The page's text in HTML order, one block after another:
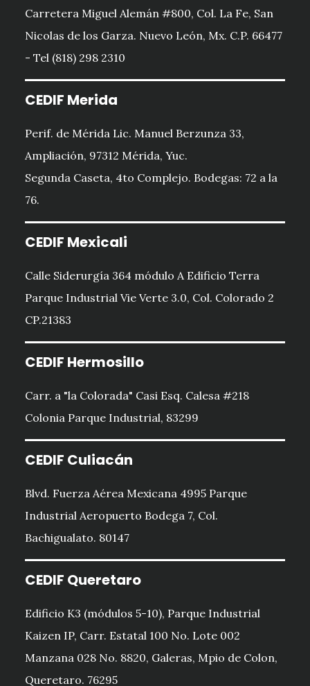
Carretera Miguel Alemán #800, Col. La Fe, San
Nicolas de los Garza. Nuevo León, Mx. C.P. 66477
- Tel (818) 298 2310
CEDIF Merida
Perif. de Mérida Lic. Manuel Berzunza 33,
Ampliación, 97312 Mérida, Yuc.
Segunda Caseta, 4to Complejo. Bodegas: 72 a la
76.
CEDIF Mexicali
Calle Siderurgía 364 módulo A Edificio Terra
Parque Industrial Vie Verte 3.0, Col. Colorado 2
CP.21383
CEDIF Hermosillo
Carr. a "la Colorada" Casi Esq. Calesa #218
Colonia Parque Industrial, 83299
CEDIF Culiacán
Blvd. Fuerza Aérea Mexicana 4995 Parque
Industrial Aeropuerto Bodega 7, Col.
Bachigualato. 80147
CEDIF Queretaro
Edificio K3 (módulos 5-10), Parque Industrial
Kaizen IP, Carr. Estatal 100 No. Lote 002
Manzana 028 No. 8820, Galeras, Mpio de Colon,
Queretaro. 76295